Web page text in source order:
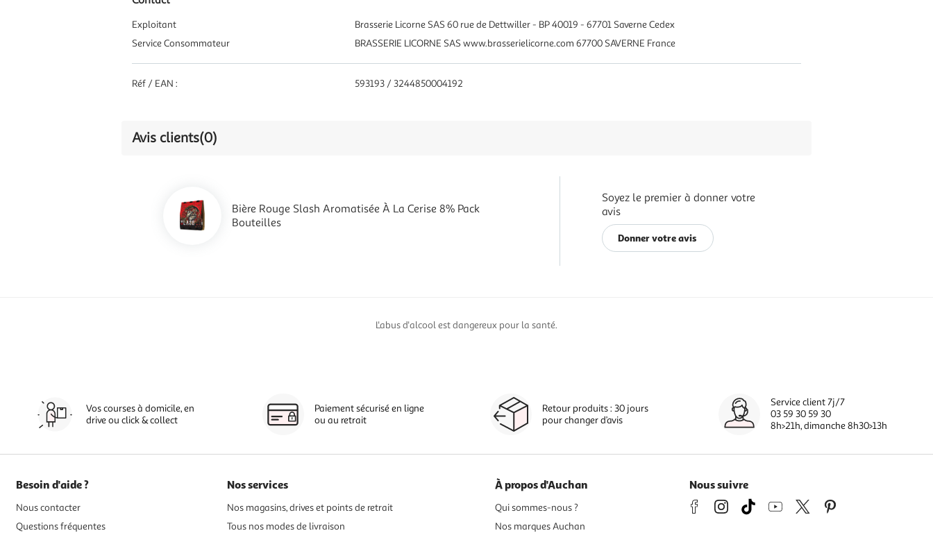
Exploitant
Brasserie Licorne SAS 60 rue de Dettwiller - BP 40019 - 67701 Saverne Cedex
Service Consommateur
BRASSERIE LICORNE SAS www.brasserielicorne.com 67700 SAVERNE France
Réf / EAN : 593193 / 3244850004192
Avis clients(0)
Bière Rouge Slash Aromatisée À La Cerise 8% Pack
Bouteilles
Soyez le premier à donner votre
avis
Donner votre avis
L'abus d'alcool est dangereux pour la santé.
Vos courses à domicile, en
drive ou click & collect
Paiement sécurisé en ligne
ou au retrait
Retour produits : 30 jours
pour changer d’avis
Service client 7j/7
03 59 30 59 30
8h>21h, dimanche 8h30>13h
Besoin d'aide ?
Nous contacter
Questions fréquentes
Nos services
Nos magasins, drives et points de retrait
Tous nos modes de livraison
À propos d'Auchan
Qui sommes-nous ?
Nos marques Auchan
Nous suivre